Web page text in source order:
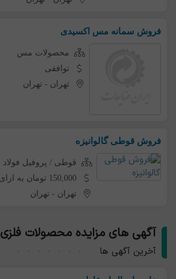
فروش سمانه مس اکسیدی
محصولات مس
توافقی
تهران - تهران
فروش قوطی گالوانیزه
قوطی / پروفیل فولاد
150,000 تومان به ازای هر کیلو
تهران - تهران
آگهی های مزایده محصولات فلزی
آخرین آگهی ها